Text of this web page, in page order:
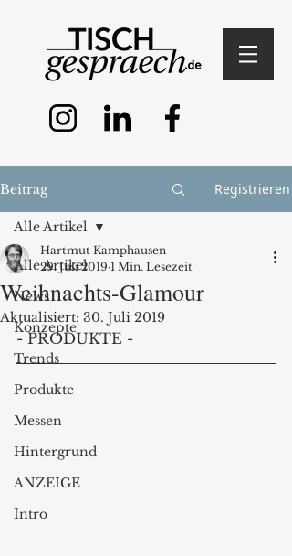
Beitrag Registrieren
Alle Artikel
News
Konzepte
Trends
Produkte
Messen
Hintergrund
ANZEIGE
Intro
Alle Artikel
Weihnachts-Glamour
Hartmut Kamphausen
29. Juli 2019 1 Min. Lesezeit
Aktualisiert: 30. Juli 2019
- PRODUKTE -